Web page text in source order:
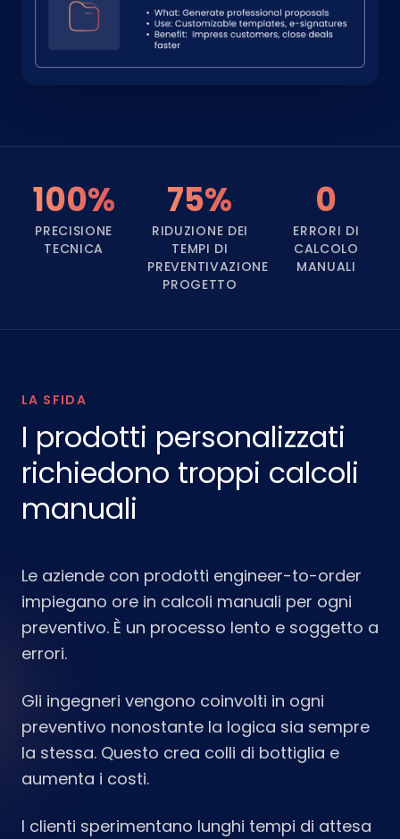
100%
PRECISIONE
TECNICA
75%
RIDUZIONE DEI
TEMPI DI
PREVENTIVAZIONE
PROGETTO
0
ERRORI DI
CALCOLO
MANUALI
LA SFIDA
I prodotti personalizzati
richiedono troppi calcoli
manuali
Le aziende con prodotti engineer-to-order
impiegano ore in calcoli manuali per ogni
preventivo. È un processo lento e soggetto a
errori.
Gli ingegneri vengono coinvolti in ogni
preventivo nonostante la logica sia sempre
la stessa. Questo crea colli di bottiglia e
aumenta i costi.
I clienti sperimentano lunghi tempi di attesa